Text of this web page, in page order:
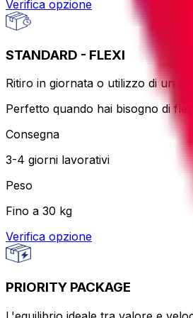
Verifica opzione
STANDARD - FLEXI
Ritiro in giornata o utilizzo di un
Perfetto quando hai bisogno di
Consegna
3-4 giorni lavorativi
Peso
Fino a 30 kg
Verifica opzione
PRIORITY PACKAGE